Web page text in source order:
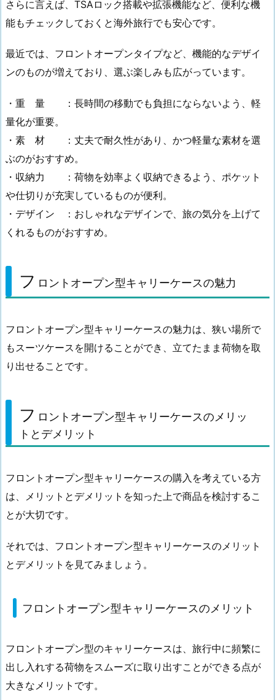
さらに言えば、TSAロック搭載や拡張機能など、便利な機
能もチェックしておくと海外旅行でも安心です。
最近では、フロントオープンタイプなど、機能的なデザイ
ンのものが増えており、選ぶ楽しみも広がっています。
・重 量 ：長時間の移動でも負担にならないよう、軽
量化が重要。
・素 材 ：丈夫で耐久性があり、かつ軽量な素材を選
ぶのがおすすめ。
・収納力 ：荷物を効率よく収納できるよう、ポケット
や仕切りが充実しているものが便利。
・デザイン ：おしゃれなデザインで、旅の気分を上げて
くれるものがおすすめ。
フ ロントオープン型キャリーケースの魅力
フロントオープン型キャリーケースの魅力は、狭い場所で
もスーツケースを開けることができ、立てたまま荷物を取
り出せることです。
フ ロントオープン型キャリーケースのメリッ
トとデメリット
フロントオープン型キャリーケースの購入を考えている方
は、メリットとデメリットを知った上で商品を検討するこ
とが大切です。
それでは、フロントオープン型キャリーケースのメリット
とデメリットを見てみましょう。
フロントオープン型キャリーケースのメリット
フロントオープン型のキャリーケースは、旅行中に頻繁に
出し入れする荷物をスムーズに取り出すことができる点が
大きなメリットです。